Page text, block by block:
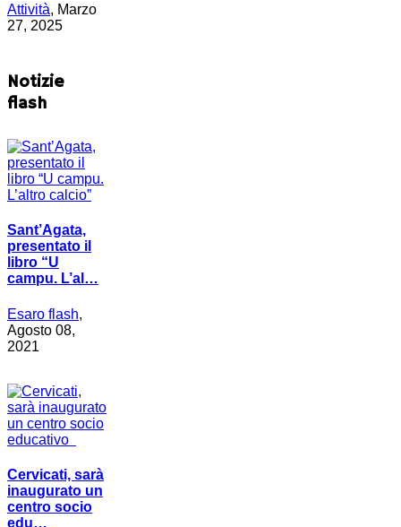
Attività, Marzo
27, 2025
Notizie
flash
Sant’Agata,
presentato il
libro “U
campu. L’al…
Esaro flash,
Agosto 08,
2021
Cervicati, sarà
inaugurato un
centro socio
edu…